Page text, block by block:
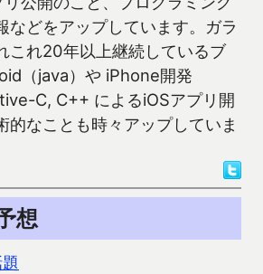
などをアップしています。ガラ
これ20年以上継続しているブ
（java）や iPhone開発
C, C++ によるiOSアプリ開
的なことも時々アップしていま
想